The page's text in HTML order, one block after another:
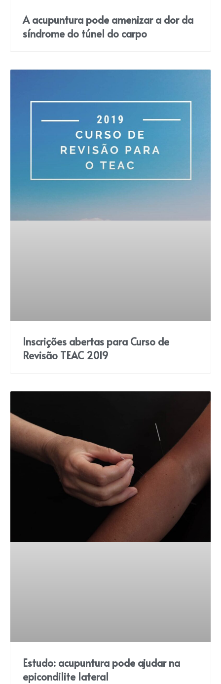
A acupuntura pode amenizar a dor da
síndrome do túnel do carpo
Inscrições abertas para Curso de
Revisão TEAC 2019
Estudo: acupuntura pode ajudar na
epicondilite lateral